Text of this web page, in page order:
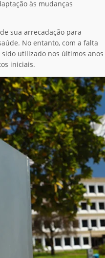
às mudanças
sua arrecadação para
No entanto, com a falta
utilizado nos últimos anos
iniciais.